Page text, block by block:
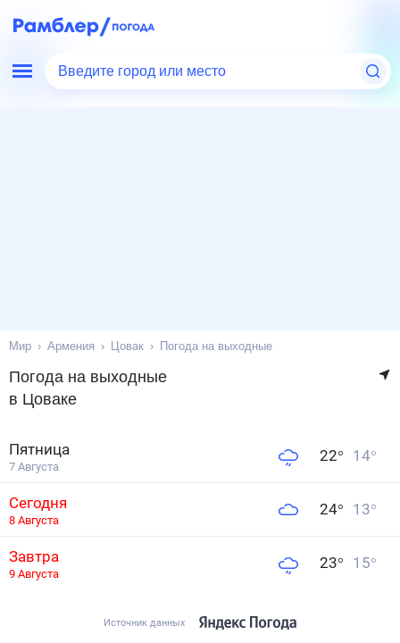
Введите город или место
Мир Армения Цовак Погода на выходные
Погода на выходные
в Цоваке
Пятница
7 Августа
22° 14°
Сегодня
8 Августа
24° 13°
Завтра
9 Августа
23° 15°
Источник данных